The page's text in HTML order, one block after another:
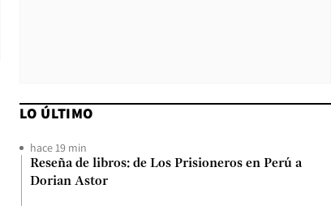
LO ÚLTIMO
hace 19 min
Reseña de libros: de Los Prisioneros en Perú a
Dorian Astor